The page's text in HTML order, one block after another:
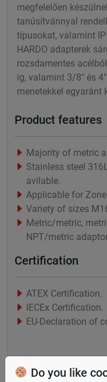
megfelelően
tanúsítvánnyal
típusokat, valamint
HARDO adapterek
rozsdamentes
ig, valamint 3/8" és
menetekkel egyaránt
Product features
Majority of metric
Stainless steel
avilable.
Applicable for
Variety of sizes
Metric/metric,
NPT/metric
Certification
ATEX Certification.
IECEx Certification.
EU-Declaration of
Do you like